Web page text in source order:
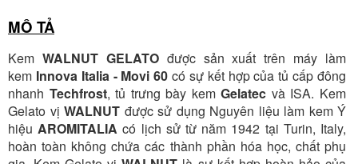
Chi nhánh:
Chi nhánh Vietcombank Hà Nội
Chủ TK:
Nguyễn Văn Tuấn
Số TK:
1986 883 888
MÔ TẢ
Kem WALNUT GELATOđược sản xuất trên máy làm
kem Innova Italia - Movi 60 có sự kết hợp của tủ cấp đông
nhanh Techfrost, tủ trưng bày kemGelatec và ISA. Kem
Gelato vị WALNUT được sử dụng Nguyên liệu làm kem Ý
hiệu AROMITALIA có lịch sử từ năm 1942 tại Turin, Italy,
hoàn toàn không chứa các thành phần hóa học, chất phụ